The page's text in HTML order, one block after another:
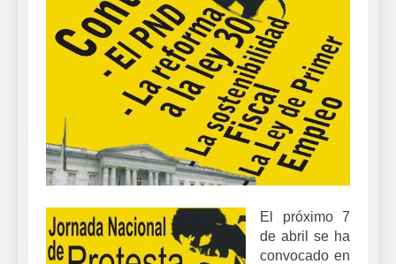
El próximo 7
de abril se ha
convocado en